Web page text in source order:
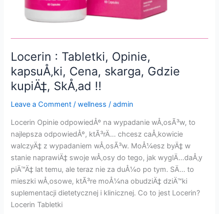
Locerin : Tabletki, Opinie,
kapsuÅ‚ki, Cena, skarga, Gdzie
kupiÄ‡, SkÅ‚ad !!
Leave a Comment /wellness /admin
Locerin Opinie odpowiedÅº na wypadanie wÅ‚osÃ³w, to
najlepsza odpowiedÅº, ktÃ³rÄ… chcesz caÅ‚kowicie
walczyÄ‡ z wypadaniem wÅ‚osÃ³w. MoÅ¼esz byÄ‡ w
stanie naprawiÄ‡ swoje wÅ‚osy do tego, jak wyglÄ…daÅ‚y
piÄ™Ä‡ lat temu, ale teraz nie za duÅ¼o po tym. SÄ… to
mieszki wÅ‚osowe, ktÃ³re moÅ¼na obudziÄ‡ dziÄ™ki
suplementacji dietetycznej i klinicznej. Co to jest Locerin?
Locerin Tabletki